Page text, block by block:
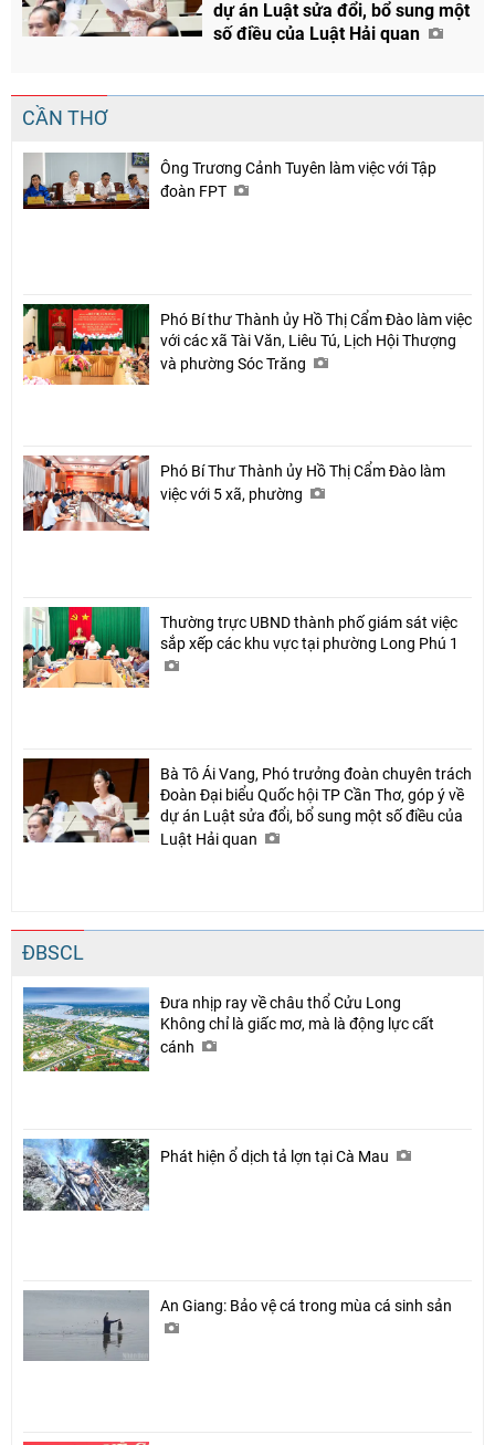
dự án Luật sửa đổi, bổ sung một
số điều của Luật Hải quan
CẦN THƠ
Ông Trương Cảnh Tuyên làm việc với Tập
đoàn FPT
Phó Bí thư Thành ủy Hồ Thị Cẩm Đào làm việc
với các xã Tài Văn, Liêu Tú, Lịch Hội Thượng
và phường Sóc Trăng
Phó Bí Thư Thành ủy Hồ Thị Cẩm Đào làm
việc với 5 xã, phường
Thường trực UBND thành phố giám sát việc
sắp xếp các khu vực tại phường Long Phú 1
Bà Tô Ái Vang, Phó trưởng đoàn chuyên trách
Đoàn Đại biểu Quốc hội TP Cần Thơ, góp ý về
dự án Luật sửa đổi, bổ sung một số điều của
Luật Hải quan
ĐBSCL
Đưa nhịp ray về châu thổ Cửu Long
Không chỉ là giấc mơ, mà là động lực cất
cánh
Phát hiện ổ dịch tả lợn tại Cà Mau
An Giang: Bảo vệ cá trong mùa cá sinh sản